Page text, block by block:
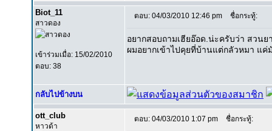
Biot_11
สาวดอง
เข้าร่วมเมื่อ: 15/02/2010
ตอบ: 38
ตอบ: 04/03/2010 12:46 pm ชื่อกระทู้:
อยากสอบถามเฮียอ๊อด.น่ะครับว่า สวนย
ผมอยากเข้าไปคุยที่บ้านแต่กลัวหมา แค่
กลับไปข้างบน
ott_club
หาวด้า
ตอบ: 04/03/2010 1:07 pm ชื่อกระทู้: